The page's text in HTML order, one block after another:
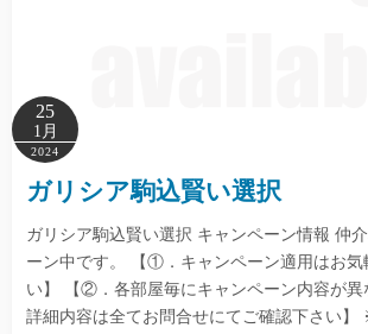
25
1月
2024
ガリシア駒込賢い選択
ガリシア駒込賢い選択 キャンペーン情報 仲
ーン中です。 【①．キャンペーン適用はお気
い】 【②．各部屋毎にキャンペーン内容が異
詳細内容は全てお問合せにてご確認下さい